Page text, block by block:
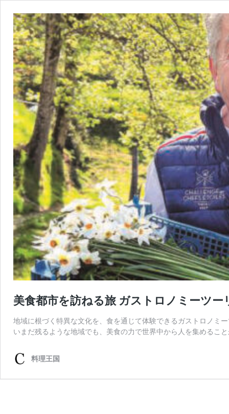
美食都市を訪ねる旅 ガストロノミーツ
地域に根づく特異な文化を、食を通じて体験できるガストロノミ
いまだ残るような地域でも、美食の力で世界中から人を集めるこ
料理王国